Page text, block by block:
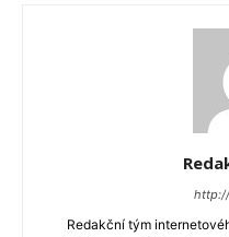
Redakční tým